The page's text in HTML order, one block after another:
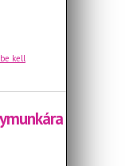
be kell